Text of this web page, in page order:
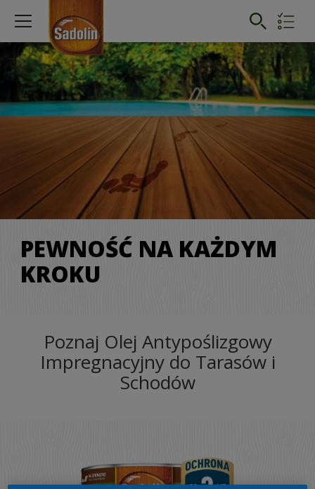
PEWNOŚĆ NA KAŻDYM
KROKU
Poznaj Olej Antypoślizgowy
Impregnacyjny do Tarasów i
Schodów